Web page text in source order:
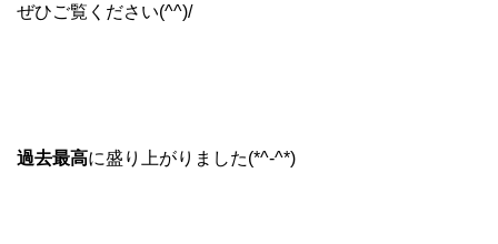
ぜひご覧ください(^^)/
過去最高に盛り上がりました(*^-^*)